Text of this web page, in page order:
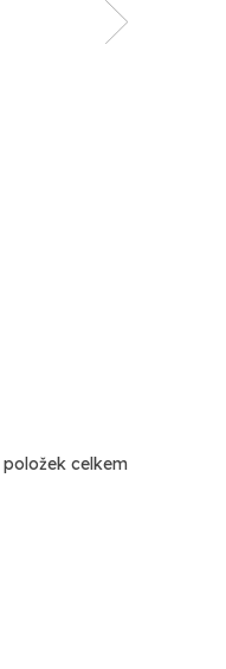
položek celkem